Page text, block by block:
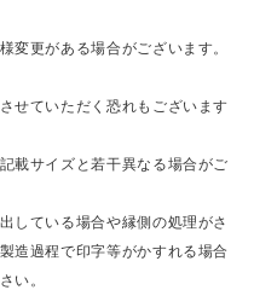
更がある場合がございます。
せていただく恐れもございます
載サイズと若干異なる場合がご
している場合や縁側の処理がさ
造過程で印字等がかすれる場合
い。